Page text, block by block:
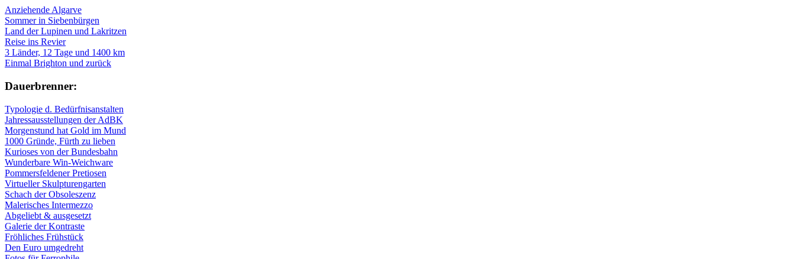
Anziehende Algarve
Sommer in Siebenbürgen
Land der Lupinen und Lakritzen
Reise ins Revier
3 Länder, 12 Tage und 1400 km
Einmal Brighton und zurück
Dau­er­bren­ner:
Typologie d. Bedürfnisanstalten
Jahressausstellungen der AdBK
Morgenstund hat Gold im Mund
1000 Gründe, Fürth zu lieben
Kurioses von der Bundesbahn
Wunderbare Win-Weichware
Pommersfeldener Pretiosen
Virtueller Skulpturengarten
Schach der Obsoleszenz
Malerisches Intermezzo
Abgeliebt & ausgesetzt
Galerie der Kontraste
Fröhliches Frühstück
Den Euro umgedreht